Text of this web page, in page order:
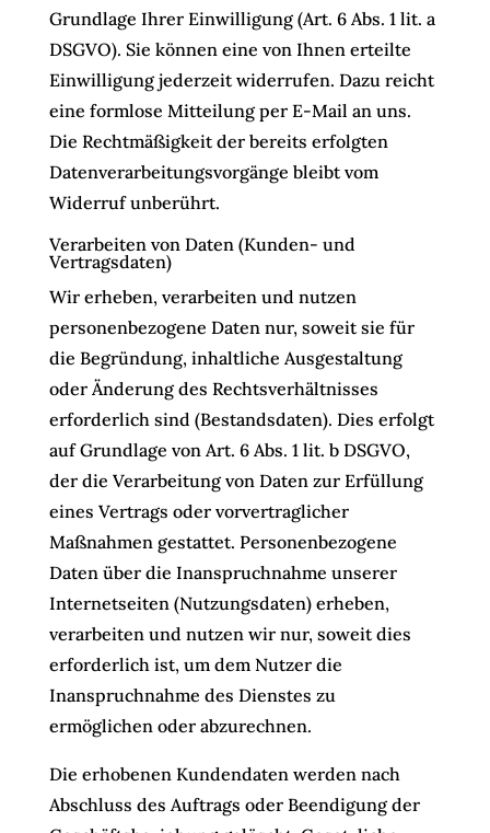
Grundlage Ihrer Einwilligung (Art. 6 Abs. 1 lit. a
DSGVO). Sie können eine von Ihnen erteilte
Einwilligung jederzeit widerrufen. Dazu reicht
eine formlose Mitteilung per E-Mail an uns.
Die Rechtmäßigkeit der bereits erfolgten
Datenverarbeitungsvorgänge bleibt vom
Widerruf unberührt.
Verarbeiten von Daten (Kunden- und
Vertragsdaten)
Wir erheben, verarbeiten und nutzen
personenbezogene Daten nur, soweit sie für
die Begründung, inhaltliche Ausgestaltung
oder Änderung des Rechtsverhältnisses
erforderlich sind (Bestandsdaten). Dies erfolgt
auf Grundlage von Art. 6 Abs. 1 lit. b DSGVO,
der die Verarbeitung von Daten zur Erfüllung
eines Vertrags oder vorvertraglicher
Maßnahmen gestattet. Personenbezogene
Daten über die Inanspruchnahme unserer
Internetseiten (Nutzungsdaten) erheben,
verarbeiten und nutzen wir nur, soweit dies
erforderlich ist, um dem Nutzer die
Inanspruchnahme des Dienstes zu
ermöglichen oder abzurechnen.
Die erhobenen Kundendaten werden nach
Abschluss des Auftrags oder Beendigung der